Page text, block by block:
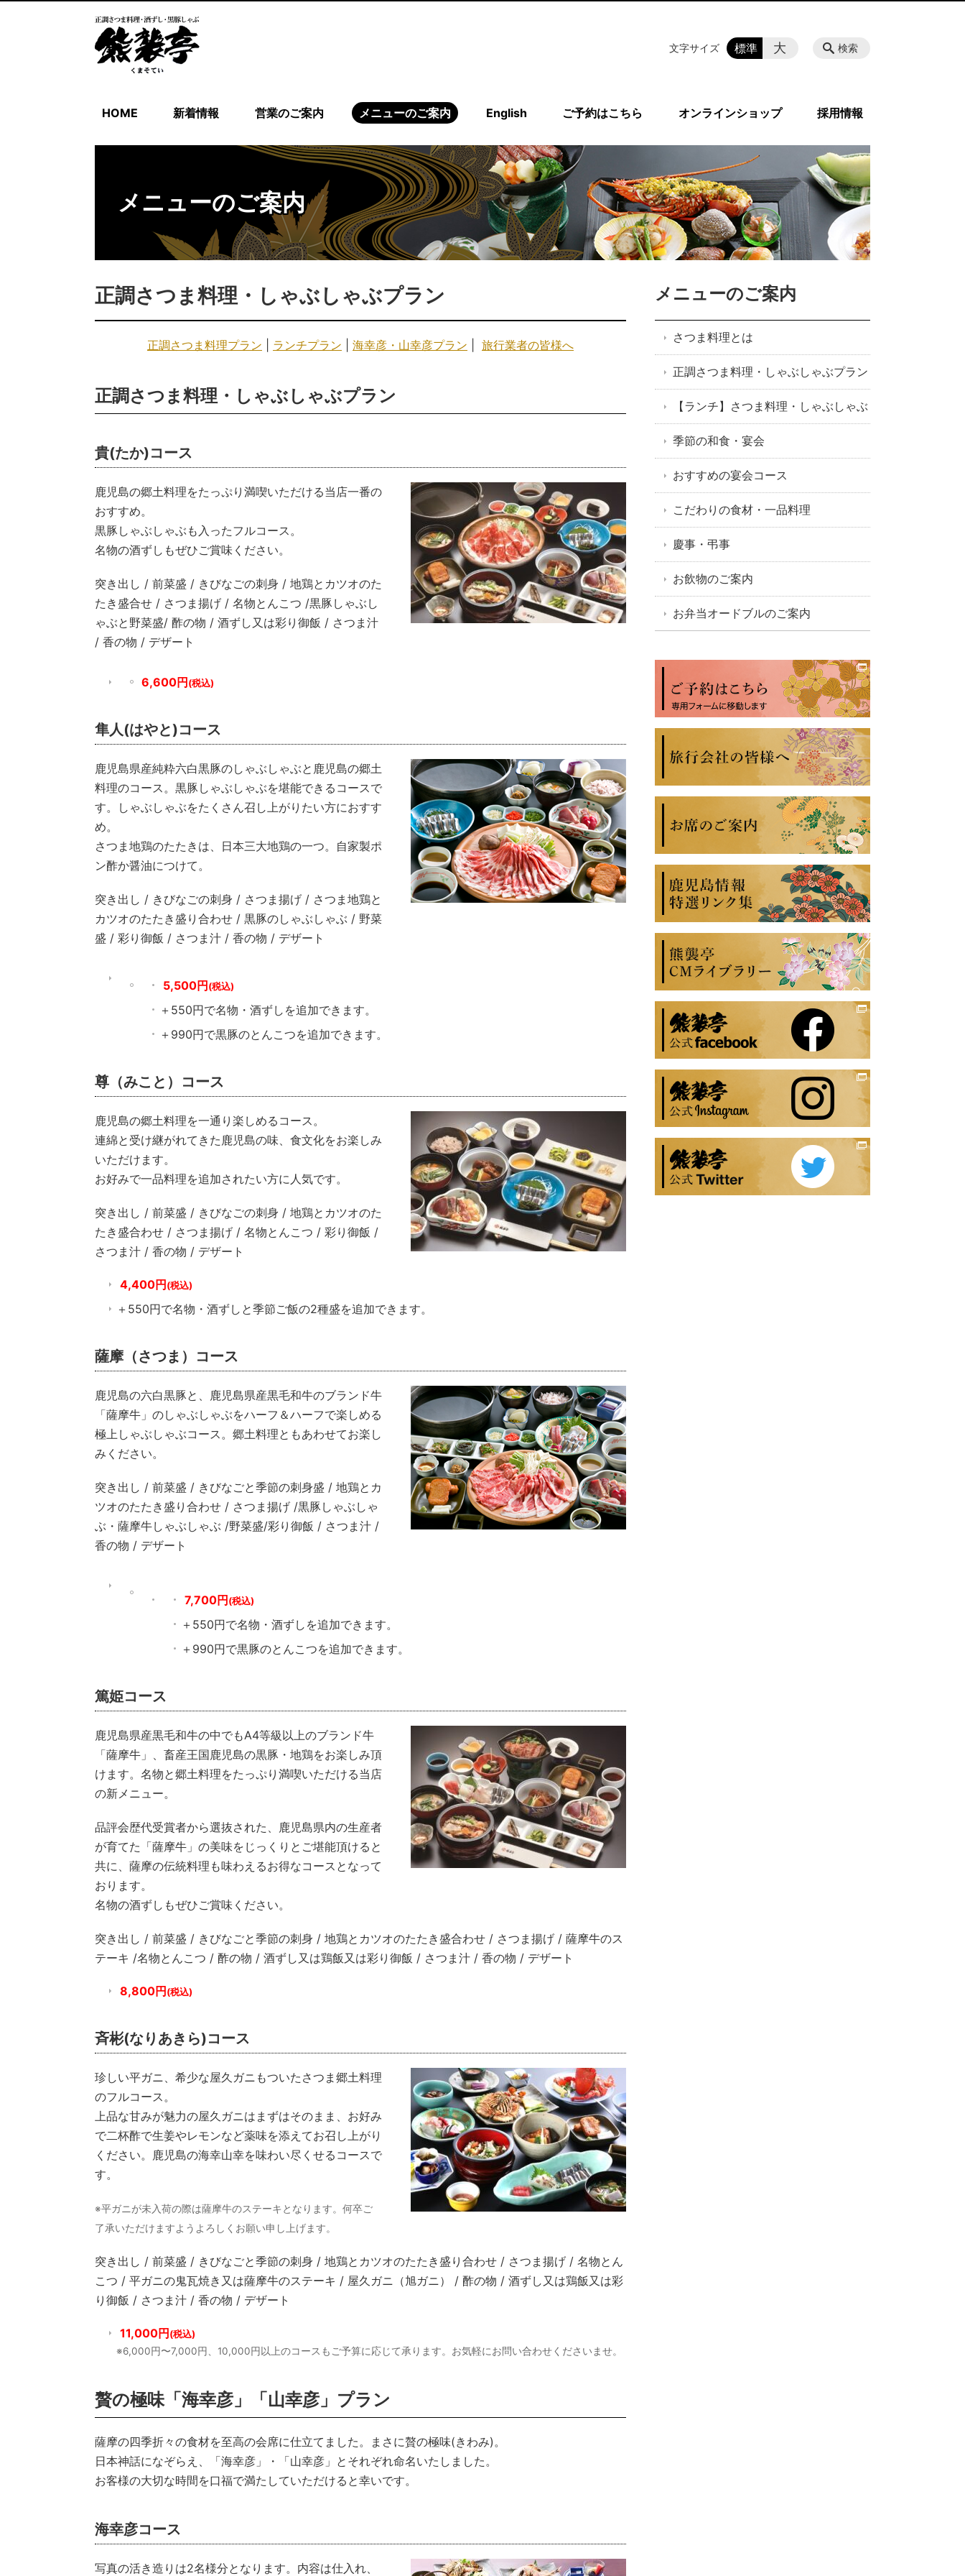
HOME 新着情報 営業のご案内 メニューのご案内 English ご予約はこちら オンラインショップ 採用情報
検索
文字サイズ 標準 大
メニューのご案内
正調さつま料理・しゃぶしゃぶプラン
正調さつま料理プラン ランチプラン 海幸彦・山幸彦プラン 旅行業者の皆様へ
正調さつま料理・しゃぶしゃぶプラン
貴(たか)コース
鹿児島の郷土料理をたっぷり満喫いただける当店一番の
おすすめ。
黒豚しゃぶしゃぶも入ったフルコース。
名物の酒ずしもぜひご賞味ください。
突き出し / 前菜盛 / きびなごの刺身 / 地鶏とカツオのた
たき盛合せ / さつま揚げ / 名物とんこつ /黒豚しゃぶし
ゃぶと野菜盛/ 酢の物 / 酒ずし又は彩り御飯 / さつま汁
/ 香の物 / デザート
6,600円 (税込)
隼人(はやと)コース
鹿児島県産純粋六白黒豚のしゃぶしゃぶと鹿児島の郷土
料理のコース。黒豚しゃぶしゃぶを堪能できるコースで
す。しゃぶしゃぶをたくさん召し上がりたい方におすす
め。
さつま地鶏のたたきは、日本三大地鶏の一つ。自家製ポ
ン酢か醤油につけて。
突き出し / きびなごの刺身 / さつま揚げ / さつま地鶏と
カツオのたたき盛り合わせ / 黒豚のしゃぶしゃぶ / 野菜
盛 / 彩り御飯 / さつま汁 / 香の物 / デザート
5,500円 (税込)
＋550円で名物・酒ずしを追加できます。
＋990円で黒豚のとんこつを追加できます。
尊（みこと）コース
鹿児島の郷土料理を一通り楽しめるコース。
連綿と受け継がれてきた鹿児島の味、食文化をお楽しみ
いただけます。
お好みで一品料理を追加されたい方に人気です。
突き出し / 前菜盛 / きびなごの刺身 / 地鶏とカツオのた
たき盛合わせ / さつま揚げ / 名物とんこつ / 彩り御飯 /
さつま汁 / 香の物 / デザート
4,400円 (税込)
＋550円で名物・酒ずしと季節ご飯の2種盛を追加できます。
薩摩（さつま）コース
鹿児島の六白黒豚と、鹿児島県産黒毛和牛のブランド牛
「薩摩牛」のしゃぶしゃぶをハーフ＆ハーフで楽しめる
極上しゃぶしゃぶコース。郷土料理ともあわせてお楽し
みください。
突き出し / 前菜盛 / きびなごと季節の刺身盛 / 地鶏とカ
ツオのたたき盛り合わせ / さつま揚げ /黒豚しゃぶしゃ
ぶ・薩摩牛しゃぶしゃぶ /野菜盛/彩り御飯 / さつま汁 /
香の物 / デザート
7,700円 (税込)
＋550円で名物・酒ずしを追加できます。
＋990円で黒豚のとんこつを追加できます。
篤姫コース
鹿児島県産黒毛和牛の中でもA4等級以上のブランド牛
「薩摩牛」、畜産王国鹿児島の黒豚・地鶏をお楽しみ頂
けます。名物と郷土料理をたっぷり満喫いただける当店
の新メニュー。
品評会歴代受賞者から選抜された、鹿児島県内の生産者
が育てた「薩摩牛」の美味をじっくりとご堪能頂けると
共に、薩摩の伝統料理も味わえるお得なコースとなって
おります。
名物の酒ずしもぜひご賞味ください。
突き出し / 前菜盛 / きびなごと季節の刺身 / 地鶏とカツオのたたき盛合わせ / さつま揚げ / 薩摩牛のス
テーキ /名物とんこつ / 酢の物 / 酒ずし又は鶏飯又は彩り御飯 / さつま汁 / 香の物 / デザート
8,800円 (税込)
斉彬(なりあきら)コース
珍しい平ガニ、希少な屋久ガニもついたさつま郷土料理
のフルコース。
上品な甘みが魅力の屋久ガニはまずはそのまま、お好み
で二杯酢で生姜やレモンなど薬味を添えてお召し上がり
ください。鹿児島の海幸山幸を味わい尽くせるコースで
す。
※平ガニが未入荷の際は薩摩牛のステーキとなります。何卒ご
了承いただけますようよろしくお願い申し上げます。
突き出し / 前菜盛 / きびなごと季節の刺身 / 地鶏とカツオのたたき盛り合わせ / さつま揚げ / 名物とん
こつ / 平ガニの鬼瓦焼き又は薩摩牛のステーキ / 屋久ガニ（旭ガニ） / 酢の物 / 酒ずし又は鶏飯又は彩
り御飯 / さつま汁 / 香の物 / デザート
11,000円 (税込)
※6,000円〜7,000円、10,000円以上のコースもご予算に応じて承ります。お気軽にお問い合わせくださいませ。
贅の極味「海幸彦」「山幸彦」プラン
薩摩の四季折々の食材を至高の会席に仕立てました。まさに贅の極味(きわみ)。
日本神話になぞらえ、「海幸彦」・「山幸彦」とそれぞれ命名いたしました。
お客様の大切な時間を口福で満たしていただけると幸いです。
海幸彦コース
写真の活き造りは2名様分となります。内容は仕入れ、
メニューのご案内
さつま料理とは
正調さつま料理・しゃぶしゃぶプラン
【ランチ】さつま料理・しゃぶしゃぶ
季節の和食・宴会
おすすめの宴会コース
こだわりの食材・一品料理
慶事・弔事
お飲物のご案内
お弁当オードブルのご案内